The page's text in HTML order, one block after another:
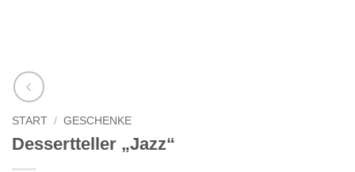
START / GESCHENKE
Dessertteller „Jazz“